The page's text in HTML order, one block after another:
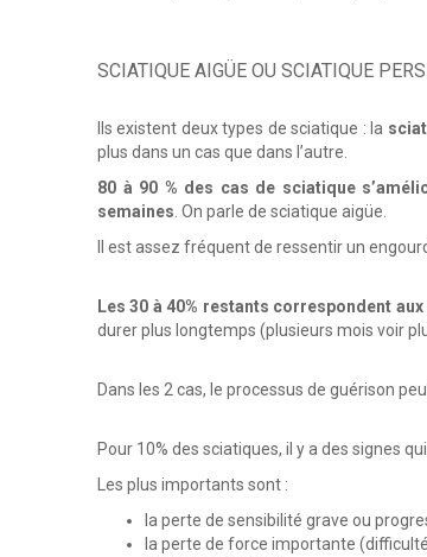
SCIATIQUE AIGÜE OU SCIATIQUE
Ils existent deux types de sciatique : la
plus dans un cas que dans l’autre.
80 à 90 % des cas de sciatique
semaines . On parle de sciatique aigüe.
Il est assez fréquent de ressentir un
Les 30 à 40% restants correspondent
durer plus longtemps (plusieurs mois voir
Dans les 2 cas, le processus de guérison
Pour 10% des sciatiques, il y a des signes
Les plus importants sont :
la perte de sensibilité grave ou
la perte de force importante